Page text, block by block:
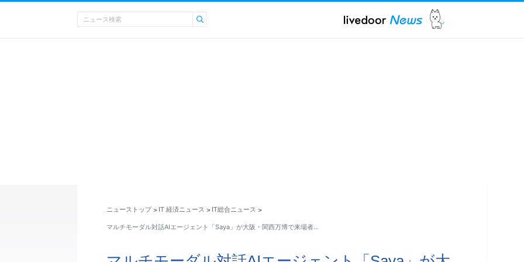
ニューストップ > IT 経済ニュース > IT総合ニュース >
マルチモーダル対話AIエージェント「Saya」が大阪・関西万博で来場者…